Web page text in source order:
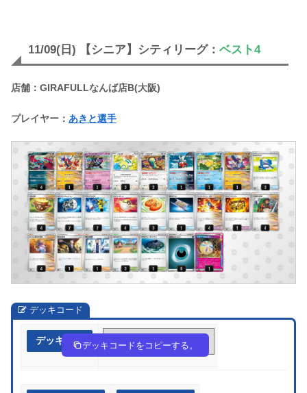
11/09(日) 【シニア】シティリーグ： ベスト4
店舗：GIRAFULLなんば店B(大阪)
プレイヤー： あきと選手
デッキコード
デッキ作成 wVVkVk-RkOEV4-wVk5vF
デッキコードをコピーする。